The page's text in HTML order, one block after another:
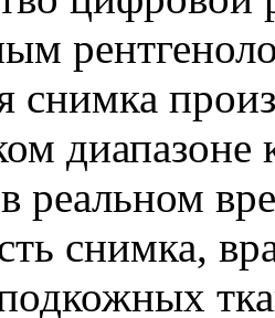
снимка
диапазоне
реальном
снимка,